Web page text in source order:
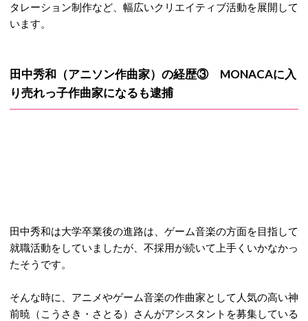
タレーション制作など、幅広いクリエイティブ活動を展開して
います。
田中秀和（アニソン作曲家）の経歴③ MONACAに入
り売れっ子作曲家になるも逮捕
田中秀和は大学卒業後の進路は、ゲーム音楽の方面を目指して
就職活動をしていましたが、不採用が続いて上手くいかなかっ
たそうです。
そんな時に、アニメやゲーム音楽の作曲家として人気の高い神
前暁（こうさき・さとる）さんがアシスタントを募集している